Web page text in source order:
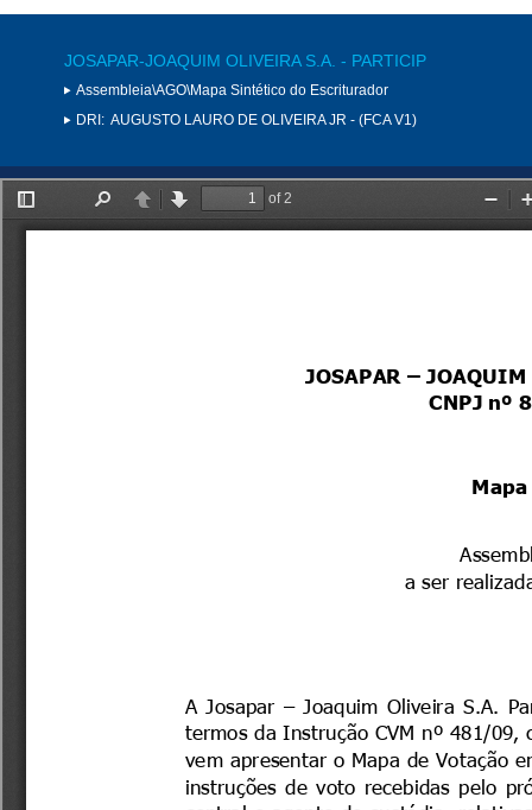
JOSAPAR-JOAQUIM OLIVEIRA S.A. - PARTICIP
Assembleia\AGO\Mapa Sintético do Escriturador
DRI: AUGUSTO LAURO DE OLIVEIRA JR - (FCA V1)